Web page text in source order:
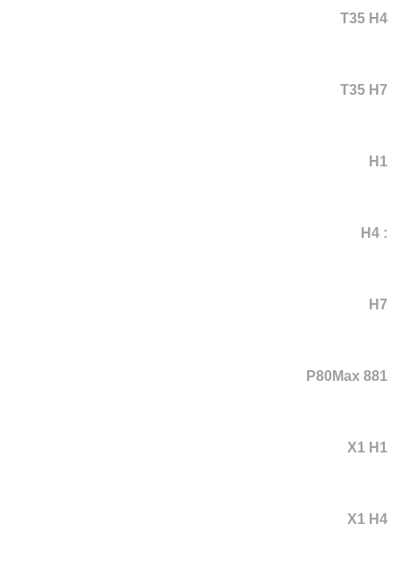
T35 H4
T35 H7
H1
: H4
H7
P80Max 881
X1 H1
X1 H4